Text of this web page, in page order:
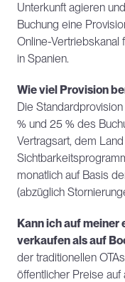
Unterkunft agieren
Buchung eine
Online-Vertriebskanal
in Spanien.
Wie viel Provision
Die
% und 25 % des
Vertragsart, dem
monatlich auf Basis
(abzüglich
Kann ich auf meiner
verkaufen als auf
der traditionellen
öffentlicher Preise auf